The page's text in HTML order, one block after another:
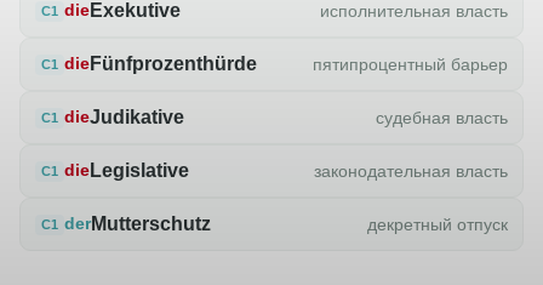
C1 die Exekutive исполнительная власть
C1 die Fünfprozenthürde пятипроцентный барьер
C1 dieJudikative судебная власть
C1 die Legislative законодательная власть
C1 derMutterschutz декретный отпуск